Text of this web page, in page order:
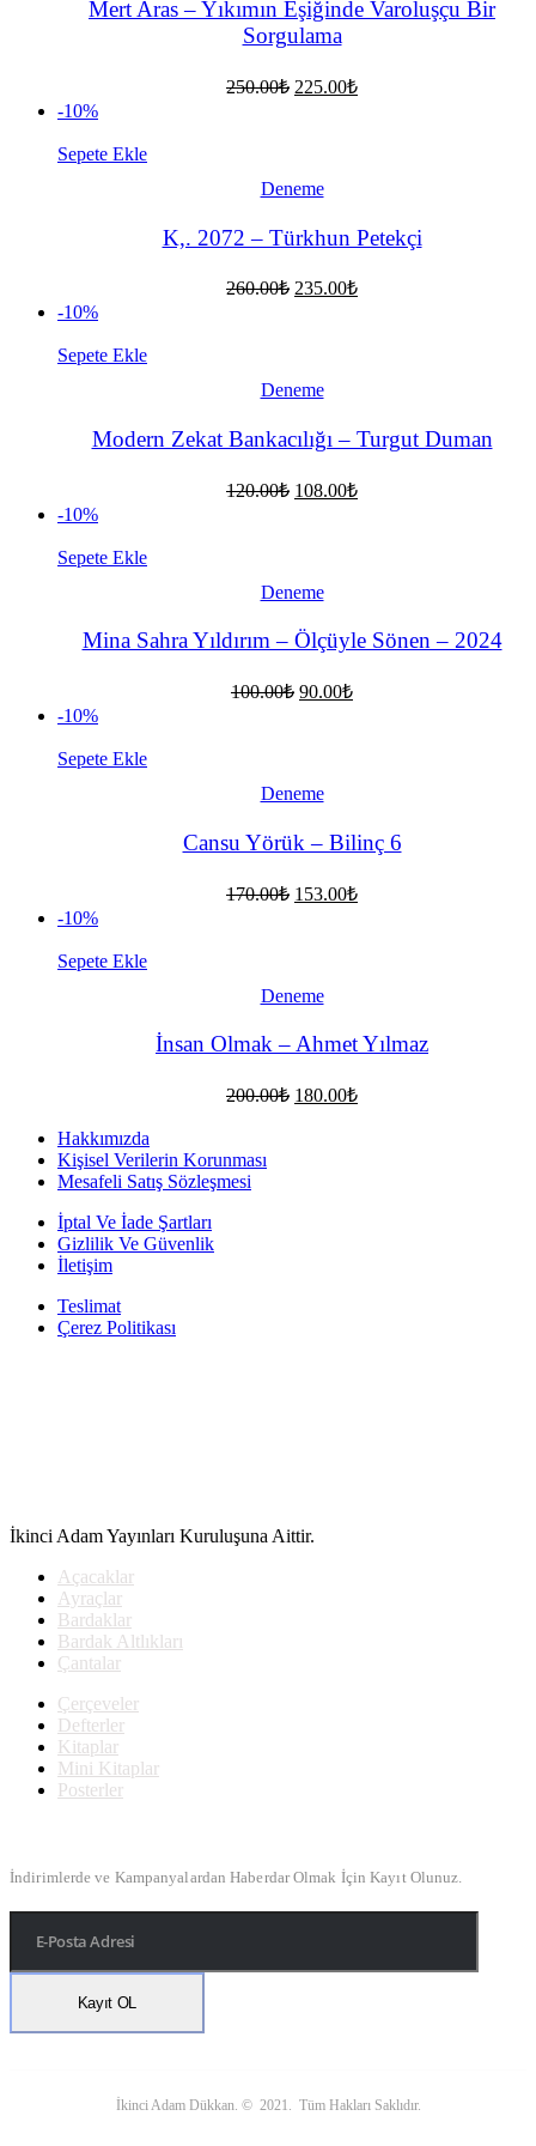
Mert Aras – Yıkımın Eşiğinde Varoluşçu Bir
Sorgulama
250.00₺ Orijinal
225.00₺Şu
-10%
Sepete Ekle
Deneme
K,. 2072 – Türkhun Petekçi
260.00₺ Orijinal
235.00₺Şu
-10%
Sepete Ekle
Deneme
Modern Zekat Bankacılığı – Turgut Duman
120.00₺ Orijinal
108.00₺Şu
-10%
Sepete Ekle
Deneme
Mina Sahra Yıldırım – Ölçüyle Sönen – 2024
100.00₺ Orijinal
90.00₺Şu
-10%
Sepete Ekle
Deneme
Cansu Yörük – Bilinç 6
170.00₺ Orijinal
153.00₺Şu
-10%
Sepete Ekle
Deneme
İnsan Olmak – Ahmet Yılmaz
200.00₺ Orijinal
180.00₺Şu
Hakkımızda
Kişisel Verilerin Korunması
Mesafeli Satış Sözleşmesi
İptal Ve İade Şartları
Gizlilik Ve Güvenlik
İletişim
Teslimat
Çerez Politikası
İkinci Adam Yayınları Kuruluşuna Aittir.
Açacaklar
Ayraçlar
Bardaklar
Bardak Altlıkları
Çantalar
Çerçeveler
Defterler
Kitaplar
Mini Kitaplar
Posterler
İndirimlerde ve Kampanyalardan Haberdar Olmak İçin Kayıt Olunuz.
İkinci Adam Dükkan. © 2021. Tüm Hakları Saklıdır.